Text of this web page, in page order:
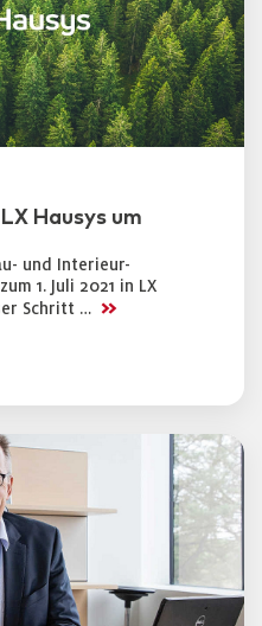
Hausys um
und Interieur-
1. Juli 2021 in LX
Schritt … >>